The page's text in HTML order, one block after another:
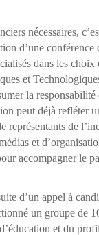
nécessaires,
d’une conférence
dans les
et
la responsabilité
peut déjà refléter
représentants de
et
accompagner le
d’un appel à
un groupe de
et du